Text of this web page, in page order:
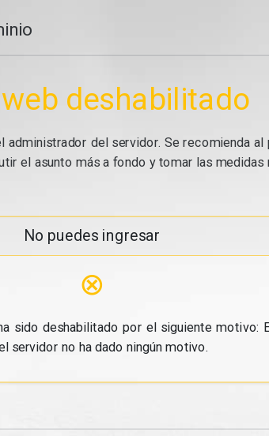
deshabilitado
del servidor. Se recomienda
el asunto más a fondo y tomar las medidas
No puedes ingresar
⊗
sido deshabilitado por el siguiente motivo:
servidor no ha dado ningún motivo.